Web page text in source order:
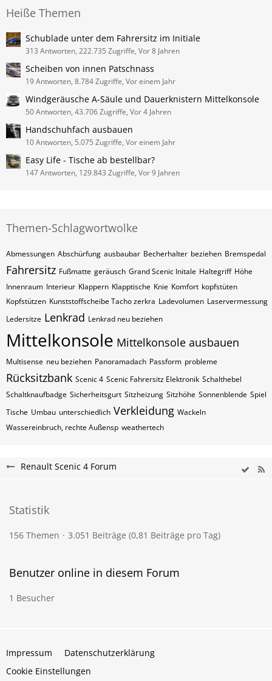
Heiße Themen
Schublade unter dem Fahrersitz im Initiale
313 Antworten, 222.735 Zugriffe, Vor 8 Jahren
Scheiben von innen Patschnass
19 Antworten, 8.784 Zugriffe, Vor einem Jahr
Windgeräusche A-Säule und Dauerknistern Mittelkonsole
50 Antworten, 43.706 Zugriffe, Vor 4 Jahren
Handschuhfach ausbauen
10 Antworten, 5.075 Zugriffe, Vor einem Jahr
Easy Life - Tische ab bestellbar?
147 Antworten, 129.843 Zugriffe, Vor 9 Jahren
Themen-Schlagwortwolke
Abmessungen Abschürfung ausbaubar Becherhalter beziehen Bremspedal
Fahrersitz Fußmatte geräusch Grand Scenic Initale Haltegriff Höhe
Innenraum Interieur Klappern Klapptische Knie Komfort kopfstüten
Kopfstützen Kunststoffscheibe Tacho zerkra Ladevolumen Laservermessung
Ledersitze Lenkrad Lenkrad neu beziehen
Mittelkonsole Mittelkonsole ausbauen
Multisense neu beziehen Panoramadach Passform probleme
Rücksitzbank Scenic 4 Scenic Fahrersitz Elektronik Schalthebel
Schaltknaufbadge Sicherheitsgurt Sitzheizung Sitzhöhe Sonnenblende Spiel
Tische Umbau unterschiedlich Verkleidung Wackeln
Wassereinbruch, rechte Außensp weathertech
Renault Scenic 4 Forum
Statistik
156 Themen 3.051 Beiträge (0,81 Beiträge pro Tag)
Benutzer online in diesem Forum
1 Besucher
Impressum
Datenschutzerklärung
Cookie Einstellungen